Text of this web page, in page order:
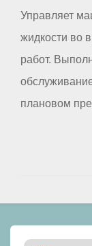
Управляет
жидкости во
работ.
плановом